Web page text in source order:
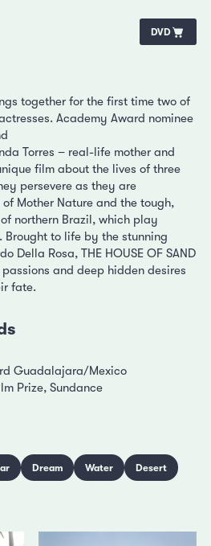
DVD
together for the first time two of
Academy Award nominee
Torres – real-life mother and
film about the lives of three
persevere as they are
Mother Nature and the tough,
northern Brazil, which play
Brought to life by the stunning
Della Rosa, THE HOUSE OF SAND
and deep hidden desires
fate.
Guadalajara/Mexico
Prize, Sundance
Dream Water Desert